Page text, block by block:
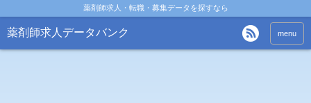
薬剤師求人・転職・募集データを探すなら
薬剤師求人データバンク menu